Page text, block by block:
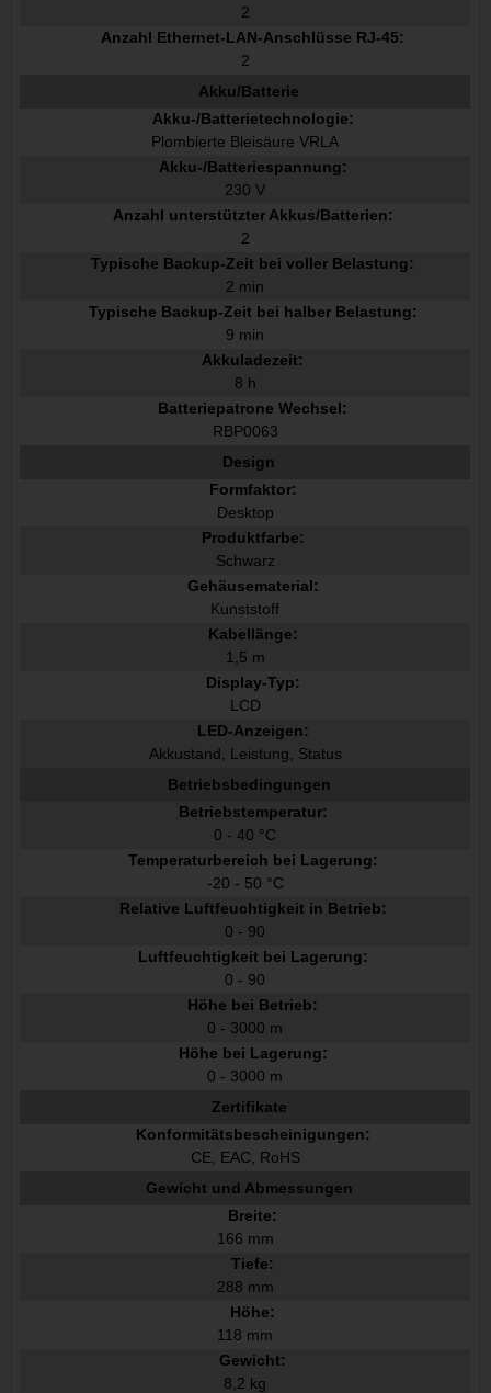
2
Anzahl Ethernet-LAN-Anschlüsse RJ-45:
2
Akku/Batterie
Akku-/Batterietechnologie:
Plombierte Bleisäure VRLA
Akku-/Batteriespannung:
230 V
Anzahl unterstützter Akkus/Batterien:
2
Typische Backup-Zeit bei voller Belastung:
2 min
Typische Backup-Zeit bei halber Belastung:
9 min
Akkuladezeit:
8 h
Batteriepatrone Wechsel:
RBP0063
Design
Formfaktor:
Desktop
Produktfarbe:
Schwarz
Gehäusematerial:
Kunststoff
Kabellänge:
1,5 m
Display-Typ:
LCD
LED-Anzeigen:
Akkustand, Leistung, Status
Betriebsbedingungen
Betriebstemperatur:
0 - 40 °C
Temperaturbereich bei Lagerung:
-20 - 50 °C
Relative Luftfeuchtigkeit in Betrieb:
0 - 90
Luftfeuchtigkeit bei Lagerung:
0 - 90
Höhe bei Betrieb:
0 - 3000 m
Höhe bei Lagerung:
0 - 3000 m
Zertifikate
Konformitätsbescheinigungen:
CE, EAC, RoHS
Gewicht und Abmessungen
Breite:
166 mm
Tiefe:
288 mm
Höhe:
118 mm
Gewicht:
8,2 kg